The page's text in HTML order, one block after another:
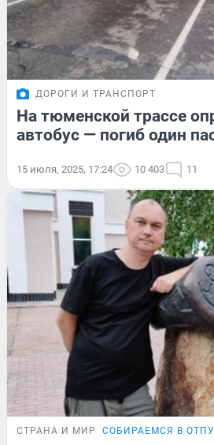
ДОРОГИ И ТРАНСПОРТ
На тюменской трассе
автобус — погиб один
15 июля, 2025, 17:24 10 403 11
СТРАНА И МИР СОБИРАЕМСЯ В